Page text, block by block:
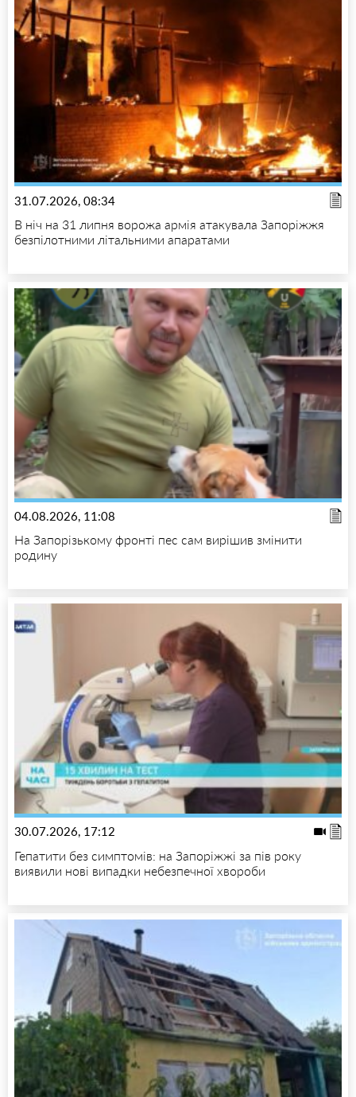
31.07.2026, 08:34
В ніч на 31 липня ворожа армія атакувала Запоріжжя
безпілотними літальними апаратами
04.08.2026, 11:08
На Запорізькому фронті пес сам вирішив змінити
родину
30.07.2026, 17:12
Гепатити без симптомів: на Запоріжжі за пів року
виявили нові випадки небезпечної хвороби